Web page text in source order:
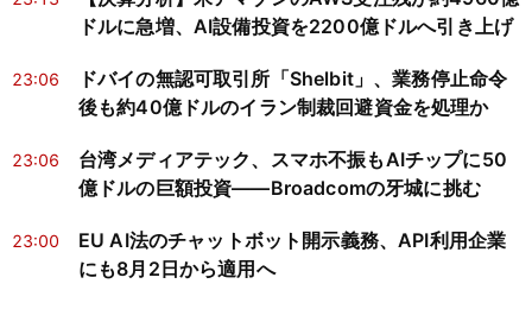
ドルに急増、AI設備投資を2200億ドルへ引き上げ
23:06
ドバイの無認可取引所「Shelbit」、業務停止命令
後も約40億ドルのイラン制裁回避資金を処理か
23:06
台湾メディアテック、スマホ不振もAIチップに50
億ドルの巨額投資——Broadcomの牙城に挑む
23:00
EU AI法のチャットボット開示義務、API利用企業
にも8月2日から適用へ